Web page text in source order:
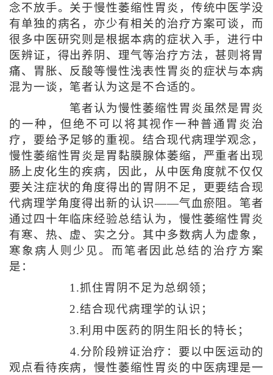
念不放手。关于慢性萎缩性胃炎，传统中医学没
有单独的病名，亦少有相关的治疗方案可谈，而
很多中医研究则是根据本病的症状入手，进行中
医辨证，得出养阴、理气等治疗方法，甚则将胃
痛、胃胀、反酸等慢性浅表性胃炎的症状与本病
混为一谈，笔者认为这是不合适的。
笔者认为慢性萎缩性胃炎虽然是胃炎
的一种，但绝不可以将其视作一种普通胃炎治
疗，要给予足够的重视。结合现代病理学观念，
慢性萎缩性胃炎是胃黏膜腺体萎缩，严重者出现
肠上皮化生的疾病，因此，从中医角度就不仅仅
要关注症状的角度得出的胃阴不足，更要结合现
代病理学角度得出新的认识——气血瘀阻。笔者
通过四十年临床经验总结认为，慢性萎缩性胃炎
有寒、热、虚、实之分。其中多数病人为虚象，
寒象病人则少见。而笔者因此总结的治疗方案
是：
1.抓住胃阴不足为总纲领；
2.结合现代病理学的认识；
3.利用中医药的阴生阳长的特长；
4.分阶段辨证治疗：要以中医运动的
观点看待疾病，慢性萎缩性胃炎的中医病理是一